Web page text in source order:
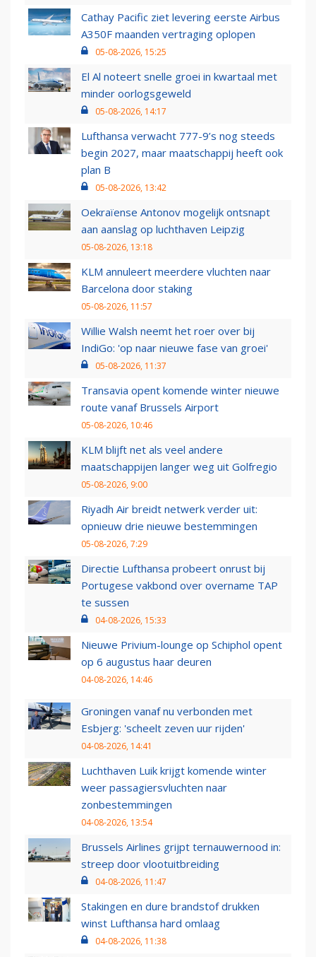
Cathay Pacific ziet levering eerste Airbus
A350F maanden vertraging oplopen
05-08-2026, 15:25
El Al noteert snelle groei in kwartaal met
minder oorlogsgeweld
05-08-2026, 14:17
Lufthansa verwacht 777-9’s nog steeds
begin 2027, maar maatschappij heeft ook
plan B
05-08-2026, 13:42
Oekraïense Antonov mogelijk ontsnapt
aan aanslag op luchthaven Leipzig
05-08-2026, 13:18
KLM annuleert meerdere vluchten naar
Barcelona door staking
05-08-2026, 11:57
Willie Walsh neemt het roer over bij
IndiGo: 'op naar nieuwe fase van groei'
05-08-2026, 11:37
Transavia opent komende winter nieuwe
route vanaf Brussels Airport
05-08-2026, 10:46
KLM blijft net als veel andere
maatschappijen langer weg uit Golfregio
05-08-2026, 9:00
Riyadh Air breidt netwerk verder uit:
opnieuw drie nieuwe bestemmingen
05-08-2026, 7:29
Directie Lufthansa probeert onrust bij
Portugese vakbond over overname TAP
te sussen
04-08-2026, 15:33
Nieuwe Privium-lounge op Schiphol opent
op 6 augustus haar deuren
04-08-2026, 14:46
Groningen vanaf nu verbonden met
Esbjerg: 'scheelt zeven uur rijden'
04-08-2026, 14:41
Luchthaven Luik krijgt komende winter
weer passagiersvluchten naar
zonbestemmingen
04-08-2026, 13:54
Brussels Airlines grijpt ternauwernood in:
streep door vlootuitbreiding
04-08-2026, 11:47
Stakingen en dure brandstof drukken
winst Lufthansa hard omlaag
04-08-2026, 11:38